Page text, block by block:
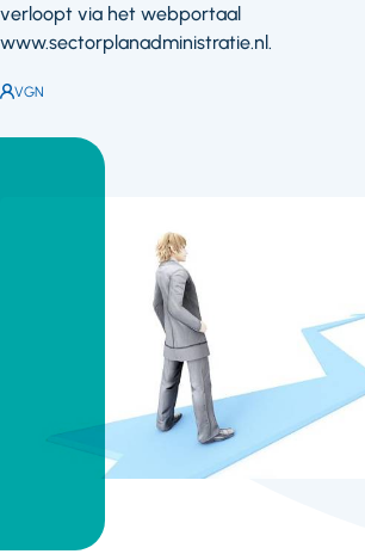
verloopt via het webportaal
www.sectorplanadministratie.nl.
Auteur:
VGN